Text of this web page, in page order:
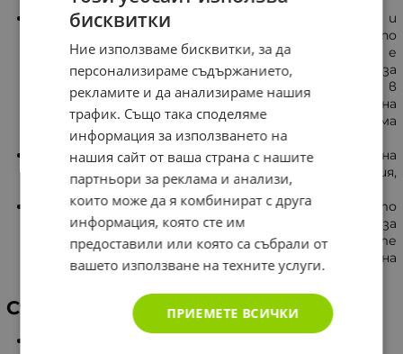
Цинк -за поддържане на здрава имунна система и
за подпомагане на нормалния растеж и развитие по
време на юношеството в детството. Цинкът е
важен минерал за здравето. Той е жизненоважен за
функционирането на около 200 ензима и участва в
механизми, свързани с образуването на костна
тъкан, производството на инсулин, метаболизма
на въглехидратите и имунната система.
Магнезий - подпомага предотвратяването на
мускулни крампи, поддържа нервната функция,
сърдечния ритъм и костите здрави.
Витамин D -спомага за подобряване на общото
благосъстояние. Витамин D, необходим за
усвояване на калций, толкова важен за здравите
кости и зъби и оптималното функциониране на
мускулите и нервите.
Състав
бисквитки
Ние използваме бисквитки, за да
персонализираме съдържанието,
рекламите и да анализираме нашия
трафик. Също така споделяме
информация за използването на
нашия сайт от ваша страна с нашите
партньори за реклама и анализи,
които може да я комбинират с друга
информация, която сте им
предоставили или която са събрали от
вашето използване на техните услуги.
ПРИЕМЕТЕ ВСИЧКИ